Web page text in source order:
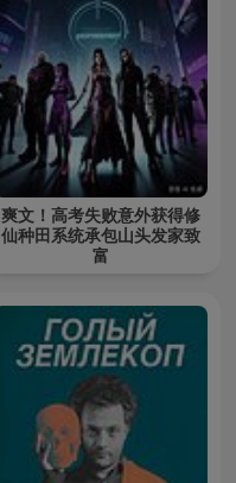
爽文！高考失败意外获得修
仙种田系统承包山头发家致
富